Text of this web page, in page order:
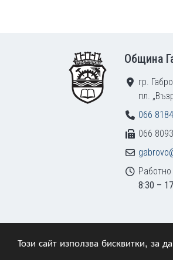
Този сайт използва бисквитки, за
Община
гр.
пл.
066
066
8:30 –
© 2009–2026 Община